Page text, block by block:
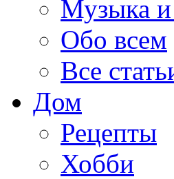
Музыка
Обо всем
Все
Дом
Рецепты
Хобби